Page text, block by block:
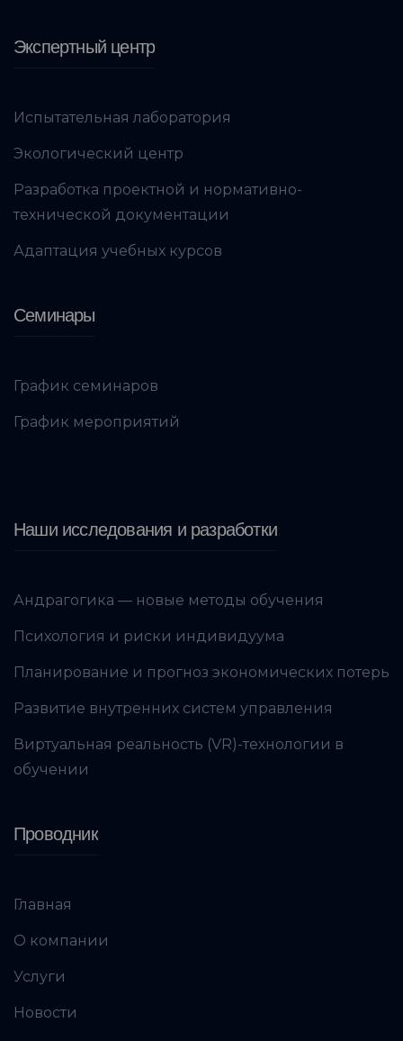
Экспертный центр
Испытательная лаборатория
Экологический центр
Разработка проектной и нормативно-
технической документации
Адаптация учебных курсов
Семинары
График семинаров
График мероприятий
Наши исследования и разработки
Андрагогика — новые методы обучения
Психология и риски индивидуума
Планирование и прогноз экономических потерь
Развитие внутренних систем управления
Виртуальная реальность (VR)-технологии в
обучении
Проводник
Главная
О компании
Услуги
Новости